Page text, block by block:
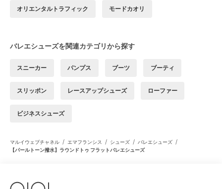
オリエンタルトラフィック モードカオリ
バレエシューズを関連カテゴリから探す
スニーカー パンプス ブーツ ブーティ
スリッポン レースアップシューズ ローファー
ビジネスシューズ
マルイウェブチャネル / エマフランシス / シューズ / バレエシューズ /
【パールトーン撥水】ラウンドトゥ フラットバレエシューズ